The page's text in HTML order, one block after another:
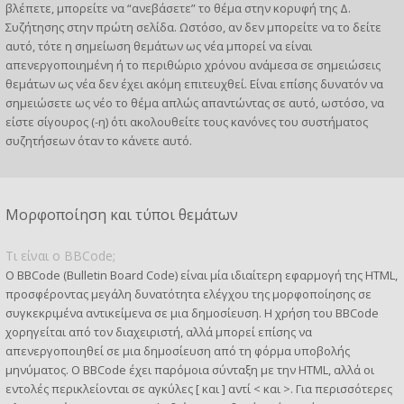
βλέπετε, μπορείτε να “ανεβάσετε” το θέμα στην κορυφή της Δ.
Συζήτησης στην πρώτη σελίδα. Ωστόσο, αν δεν μπορείτε να το δείτε
αυτό, τότε η σημείωση θεμάτων ως νέα μπορεί να είναι
απενεργοποιημένη ή το περιθώριο χρόνου ανάμεσα σε σημειώσεις
θεμάτων ως νέα δεν έχει ακόμη επιτευχθεί. Είναι επίσης δυνατόν να
σημειώσετε ως νέο το θέμα απλώς απαντώντας σε αυτό, ωστόσο, να
είστε σίγουρος (-η) ότι ακολουθείτε τους κανόνες του συστήματος
συζητήσεων όταν το κάνετε αυτό.
Μορφοποίηση και τύποι θεμάτων
Τι είναι ο BBCode;
Ο BBCode (Bulletin Board Code) είναι μία ιδιαίτερη εφαρμογή της HTML,
προσφέροντας μεγάλη δυνατότητα ελέγχου της μορφοποίησης σε
συγκεκριμένα αντικείμενα σε μια δημοσίευση. Η χρήση του BBCode
χορηγείται από τον διαχειριστή, αλλά μπορεί επίσης να
απενεργοποιηθεί σε μια δημοσίευση από τη φόρμα υποβολής
μηνύματος. Ο BBCode έχει παρόμοια σύνταξη με την HTML, αλλά οι
εντολές περικλείονται σε αγκύλες [ και ] αντί < και >. Για περισσότερες